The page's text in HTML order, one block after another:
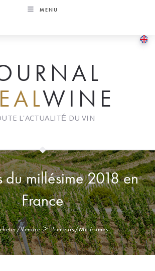
MENU
WINE
L'ACTUALITÉ DU VIN
du millésime 2018 en
France
Vendre > Primeurs/Millésimes